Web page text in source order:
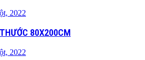
2022
80X200CM
2022